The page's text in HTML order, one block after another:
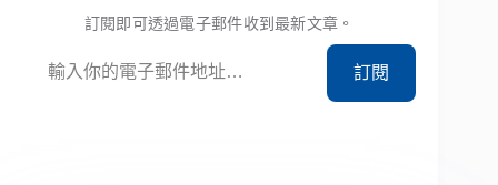
訂閱即可透過電子郵件收到最新文章。
訂閱